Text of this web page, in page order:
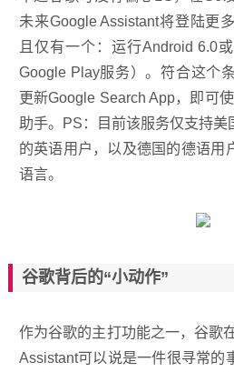
未来Google Assistant将登陆更
且仅有一个：运行Android 6.0
Google Play服务）。符合这个
更新Google Search App，即可
助手。PS：目前该服务仅支持美
的英语用户，以及德国的德语用
语言。
谷歌背后的“小动作”
作为谷歌的主打功能之一，谷歌
Assistant可以说是一件很寻常的